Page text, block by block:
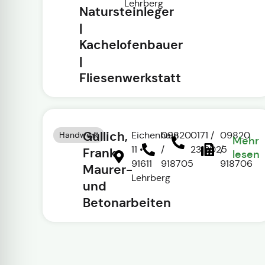
Natursteinleger
|
Kachelofenbauer
|
Fliesenwerkstatt
Lehrberg
HandwerkGüllich,
Frank
Maurer-
und
Betonarbeiten
Eichenhain
11 •
91611
Lehrberg
09820
/
918705
0171 /
2312025
09820
/
918706
Mehr
lesen